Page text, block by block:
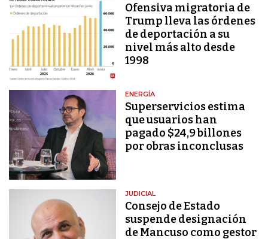
Ofensiva migratoria de
Trump lleva las órdenes
de deportación a su
nivel más alto desde
1998
ENERGÍA
Superservicios estima
que usuarios han
pagado $24,9 billones
por obras inconclusas
JUDICIAL
Consejo de Estado
suspende designación
de Mancuso como gestor